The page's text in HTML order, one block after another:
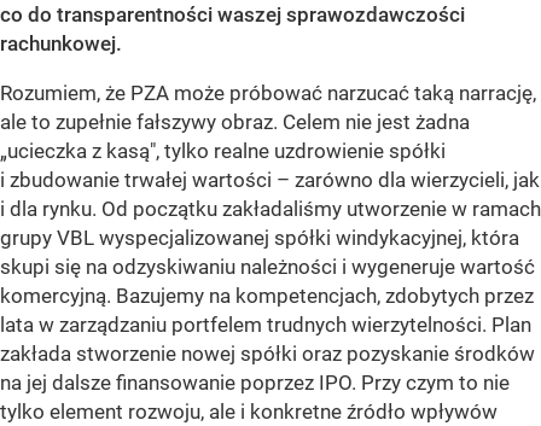
co do transparentności waszej sprawozdawczości
rachunkowej.
Rozumiem, że PZA może próbować narzucać taką narrację,
ale to zupełnie fałszywy obraz. Celem nie jest żadna
„ucieczka z kasą", tylko realne uzdrowienie spółki
i zbudowanie trwałej wartości – zarówno dla wierzycieli, jak
i dla rynku. Od początku zakładaliśmy utworzenie w ramach
grupy VBL wyspecjalizowanej spółki windykacyjnej, która
skupi się na odzyskiwaniu należności i wygeneruje wartość
komercyjną. Bazujemy na kompetencjach, zdobytych przez
lata w zarządzaniu portfelem trudnych wierzytelności. Plan
zakłada stworzenie nowej spółki oraz pozyskanie środków
na jej dalsze finansowanie poprzez IPO. Przy czym to nie
tylko element rozwoju, ale i konkretne źródło wpływów